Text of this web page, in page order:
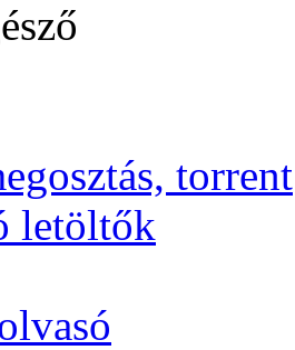
torrent
letöltők